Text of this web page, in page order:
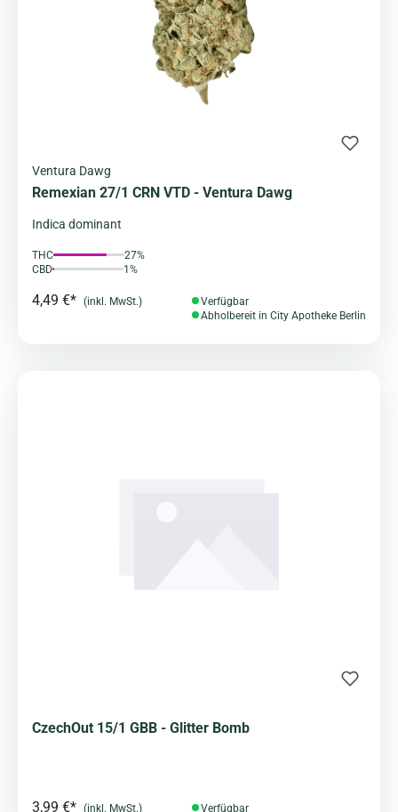
Ventura Dawg
Remexian 27/1 CRN VTD - Ventura Dawg
Indica dominant
THC
27%
CBD
1%
4,49 €* (inkl. MwSt.)
Verfügbar
Abholbereit in City Apotheke Berlin
CzechOut 15/1 GBB - Glitter Bomb
3,99 €* (inkl. MwSt.)
Verfügbar